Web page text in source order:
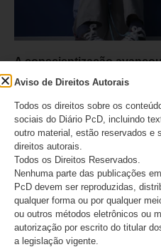
A conscientização
Deixe um
O seu endereço de e-mail não
obrigatórios são marcados com
Comentário*
Aviso de Direitos Autorais
Todos os direitos sobre os
sociais do Diário PcD, incluindo
outro material, estão reservados e
direitos autorais.
Todos os Direitos Reservados.
Nenhuma parte das publicações
PcD devem ser reproduzidas,
qualquer forma ou por qualquer
ou outros métodos eletrônicos ou
autorização por escrito do titular
a legislação vigente.